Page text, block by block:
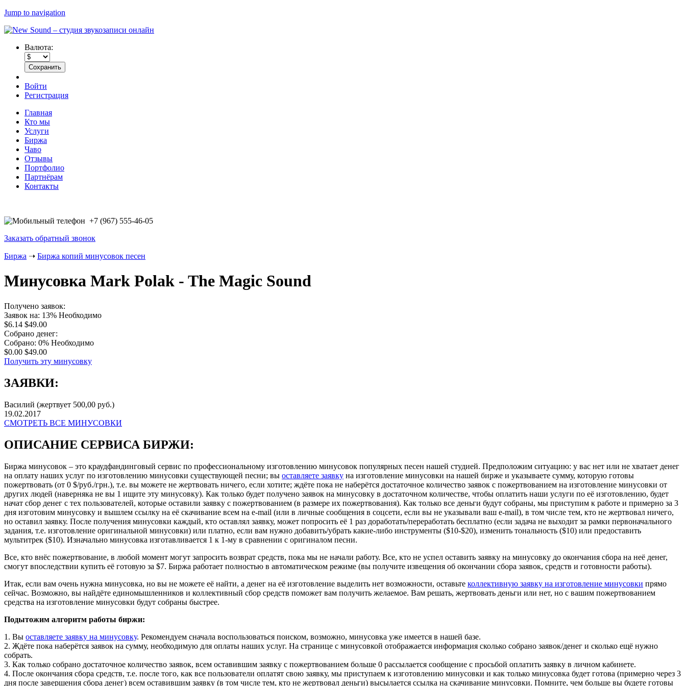
Jump to navigation
Валюта:
Войти
Регистрация
Главная
Кто мы
Услуги
Биржа
Чаво
Отзывы
Портфолио
Партнёрам
Контакты
+7 (967) 555-46-05
Заказать обратный звонок
Биржа ➝ Биржа копий минусовок песен
Минусовка Mark Polak - The Magic Sound
Получено заявок:
Заявок на: 13% Необходимо
$6.14 $49.00
Собрано денег:
Собрано: 0% Необходимо
$0.00 $49.00
Получить эту минусовку
ЗАЯВКИ:
Василий (жертвует 500,00 руб.)
19.02.2017
СМОТРЕТЬ ВСЕ МИНУСОВКИ
ОПИСАНИЕ СЕРВИСА БИРЖИ:
Биржа минусовок – это краудфандинговый сервис по профессиональному изготовлению минусовок популярных песен нашей студией. Предположим ситуацию: у вас нет или не хватает денег
на оплату наших услуг по изготовлению минусовки существующей песни; вы оставляете заявку на изготовление минусовки на нашей бирже и указываете сумму, которую готовы
пожертвовать (от 0 $/руб./грн.), т.е. вы можете не жертвовать ничего, если хотите; ждёте пока не наберётся достаточное количество заявок с пожертвованием на изготовление минусовки от
других людей (наверняка не вы 1 ищите эту минусовку). Как только будет получено заявок на минусовку в достаточном количестве, чтобы оплатить наши услуги по её изготовлению, будет
начат сбор денег с тех пользователей, которые оставили заявку с пожертвованием (в размере их пожертвования). Как только все деньги будут собраны, мы приступим к работе и примерно за 3
дня изготовим минусовку и вышлем ссылку на её скачивание всем на e-mail (или в личные сообщения в соцсети, если вы не указывали ваш e-mail), в том числе тем, кто не жертвовал ничего,
но оставил заявку. После получения минусовки каждый, кто оставлял заявку, может попросить её 1 раз доработать/переработать бесплатно (если задача не выходит за рамки первоначального
задания, т.е. изготовление оригинальной минусовки) или платно, если вам нужно добавить/убрать какие-либо инструменты ($10-$20), изменить тональность ($10) или предоставить
мультитрек ($10). Изначально минусовка изготавливается 1 к 1-му в сравнении с оригиналом песни.
Все, кто внёс пожертвование, в любой момент могут запросить возврат средств, пока мы не начали работу. Все, кто не успел оставить заявку на минусовку до окончания сбора на неё денег,
смогут впоследствии купить её готовую за $7. Биржа работает полностью в автоматическом режиме (вы получите извещения об окончании сбора заявок, средств и готовности работы).
Итак, если вам очень нужна минусовка, но вы не можете её найти, а денег на её изготовление выделить нет возможности, оставьте коллективную заявку на изготовление минусовки прямо
сейчас. Возможно, вы найдёте единомышленников и коллективный сбор средств поможет вам получить желаемое. Вам решать, жертвовать деньги или нет, но с вашим пожертвованием
средства на изготовление минусовки будут собраны быстрее.
Подытожим алгоритм работы биржи:
1. Вы оставляете заявку на минусовку. Рекомендуем сначала воспользоваться поиском, возможно, минусовка уже имеется в нашей базе.
2. Ждёте пока наберётся заявок на сумму, необходимую для оплаты наших услуг. На странице с минусовкой отображается информация сколько собрано заявок/денег и сколько ещё нужно
собрать.
3. Как только собрано достаточное количество заявок, всем оставившим заявку с пожертвованием больше 0 рассылается сообщение с просьбой оплатить заявку в личном кабинете.
4. После окончания сбора средств, т.е. после того, как все пользователи оплатят свою заявку, мы приступаем к изготовлению минусовки и как только минусовка будет готова (примерно через 3
дня после завершения сбора денег) всем оставившим заявку (в том числе тем, кто не жертвовал деньги) высылается ссылка на скачивание минусовки. Помните, чем больше вы будете готовы